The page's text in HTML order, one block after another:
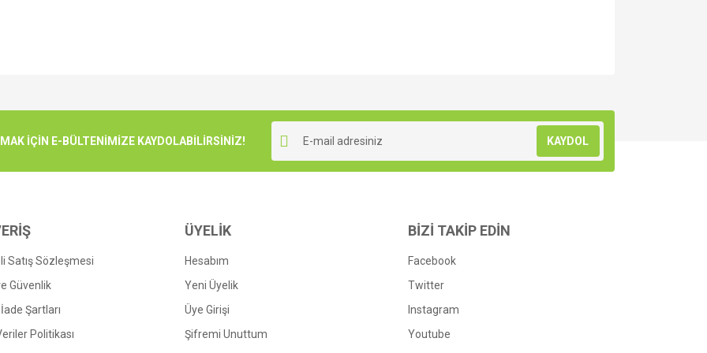
Gönder
İÇİN E-BÜLTENİMİZE KAYDOLABİLİRSİNİZ! KAYDOL
Satış Sözleşmesi
Güvenlik
Şartları
Politikası
ÜYELİK
Hesabım
Yeni Üyelik
Üye Girişi
Şifremi Unuttum
BİZİ TAKİP EDİN
Facebook
Twitter
Instagram
Youtube